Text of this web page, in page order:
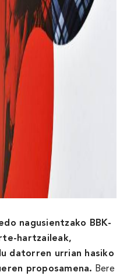
nagusientzako BBK-
hartzaileak,
datorren urrian hasiko
proposamena. Bere